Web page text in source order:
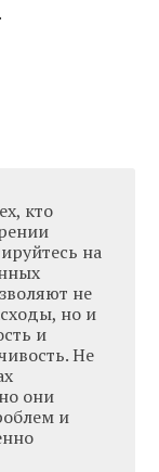
кто
на
не
но и
и
Не
они
и